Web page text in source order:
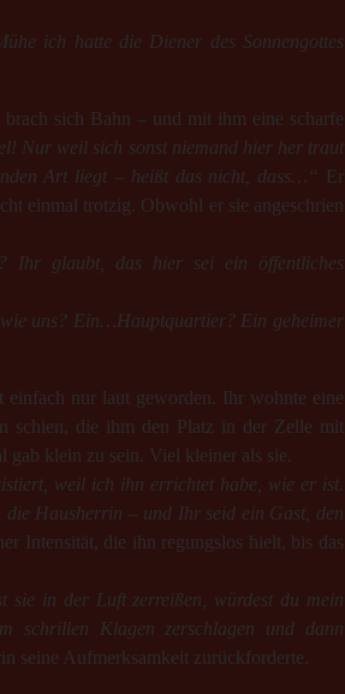
ich hatte die Diener des Sonnengottes
sich Bahn – und mit ihm eine scharfe
Nur weil sich sonst niemand hier her traut
Art liegt – heißt das nicht, dass…“ Er
einmal trotzig. Obwohl er sie angeschrien
Ihr glaubt, das hier sei ein öffentliches
uns? Ein…Hauptquartier? Ein geheimer
nur laut geworden. Ihr wohnte eine
schien, die ihm den Platz in der Zelle mit
klein zu sein. Viel kleiner als sie.
weil ich ihn errichtet habe, wie er ist.
Hausherrin – und Ihr seid ein Gast, den
Intensität, die ihn regungslos hielt, bis das
in der Luft zerreißen, würdest du mein
schrillen Klagen zerschlagen und dann
seine Aufmerksamkeit zurückforderte.